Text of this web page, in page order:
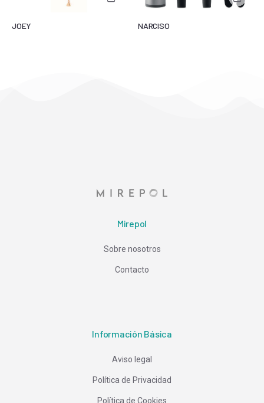
JOEY NARCISO
Mirepol
Sobre nosotros
Contacto
Información Básica
Aviso legal
Política de Privacidad
Política de Cookies